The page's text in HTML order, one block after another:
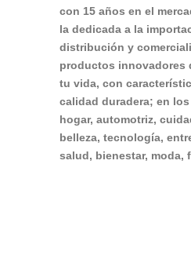
con 15 años en el
la dedicada a la
distribución y
productos innovadores
tu vida, con
calidad duradera; en
hogar, automotriz,
belleza, tecnología,
salud, bienestar, moda,